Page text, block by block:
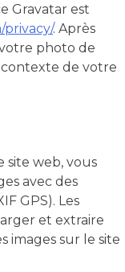
Gravatar est
. Après
photo de
de votre
site web, vous
avec des
GPS). Les
et extraire
images sur le site